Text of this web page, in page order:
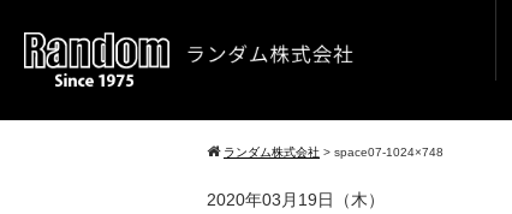
ランダム株式会社 > space07-1024×748
2020年03月19日（木）